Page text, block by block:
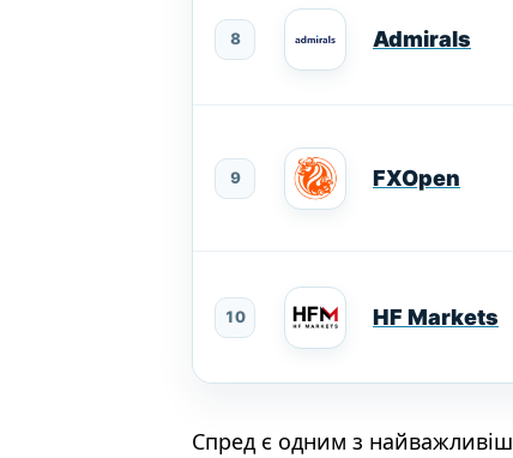
8 Admirals
9 FXOpen
10 HF Markets
Спред є одним з